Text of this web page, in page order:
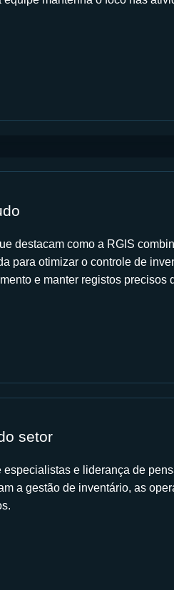
destacam como a RGIS
para otimizar o controle de
e manter registos precisos
setor
especialistas e liderança de
a gestão de inventário, as